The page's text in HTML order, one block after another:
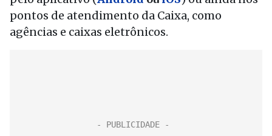
pontos de atendimento da Caixa, como
agências e caixas eletrônicos.